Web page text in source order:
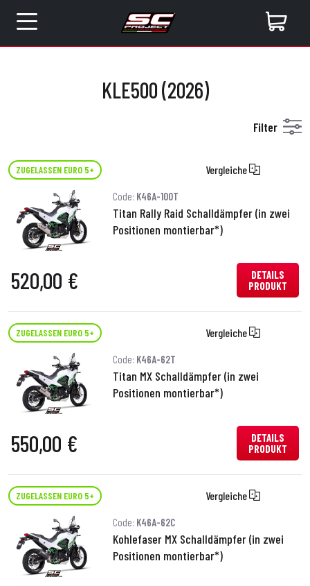
KLE500 (2026)
Filter
ZUGELASSEN EURO 5+ Vergleiche
Code: K46A-100T
Titan Rally Raid Schalldämpfer (in zwei
Positionen montierbar*)
520,00 €
DETAILS
PRODUKT
ZUGELASSEN EURO 5+ Vergleiche
Code: K46A-62T
Titan MX Schalldämpfer (in zwei
Positionen montierbar*)
550,00 €
DETAILS
PRODUKT
ZUGELASSEN EURO 5+ Vergleiche
Code: K46A-62C
Kohlefaser MX Schalldämpfer (in zwei
Positionen montierbar*)